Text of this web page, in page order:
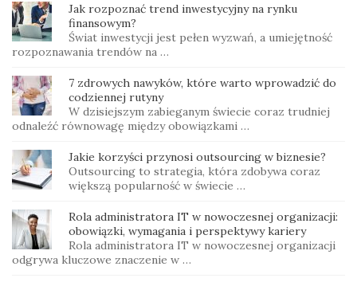
Jak rozpoznać trend inwestycyjny na rynku
finansowym?
Świat inwestycji jest pełen wyzwań, a umiejętność
rozpoznawania trendów na …
7 zdrowych nawyków, które warto wprowadzić do
codziennej rutyny
W dzisiejszym zabieganym świecie coraz trudniej
odnaleźć równowagę między obowiązkami …
Jakie korzyści przynosi outsourcing w biznesie?
Outsourcing to strategia, która zdobywa coraz
większą popularność w świecie …
Rola administratora IT w nowoczesnej organizacji:
obowiązki, wymagania i perspektywy kariery
Rola administratora IT w nowoczesnej organizacji
odgrywa kluczowe znaczenie w …